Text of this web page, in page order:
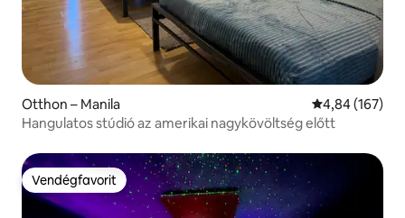
Otthon – Manila Átlagos
4,84 (167)
Hangulatos stúdió az amerikai nagykövöltség előtt
Vendégfavorit
Vendégfavorit